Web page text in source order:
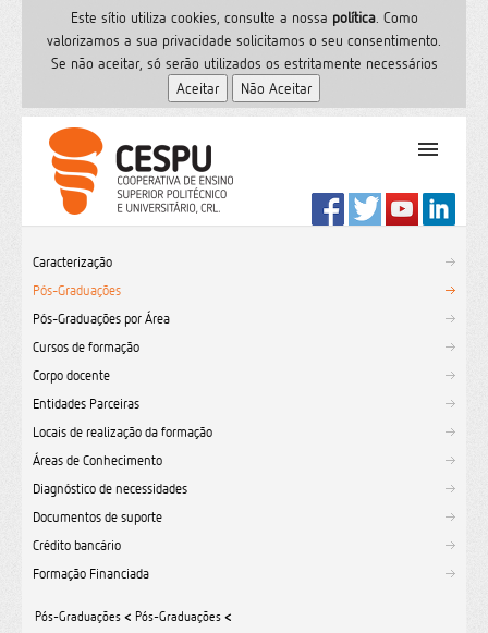
Este sítio utiliza cookies, consulte a nossa polí­tica. Como
valorizamos a sua privacidade solicitamos o seu consentimento.
Se não aceitar, só serão utilizados os estritamente necessários
PT
Formação
Serviços de Saúde
CESPU
Sites do grupo
Utilizador
Contactos
Caracterização
Pós-Graduações
Pós-Graduações por Área
Cursos de formação
Corpo docente
Entidades Parceiras
Locais de realização da formação
Áreas de Conhecimento
Diagnóstico de necessidades
Documentos de suporte
Crédito bancário
Formação Financiada
Pós-Graduações < Pós-Graduações <